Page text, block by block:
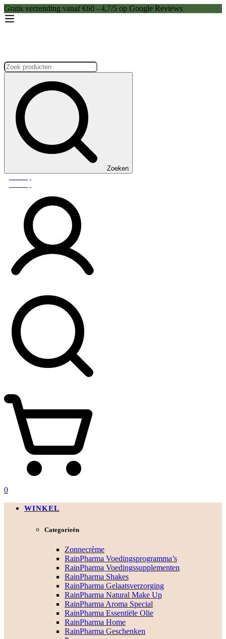
Gratis verzending vanaf €60 - 4,7/5 op Google Reviews
Zoeken:
Zoeken
0
WINKEL
Categorieën
Zonnecrème
RainPharma Voedingsprogramma’s
RainPharma Voedingssupplementen
RainPharma Shakes
RainPharma Gelaatsverzorging
RainPharma Natural Make Up
RainPharma Aroma Special
RainPharma Essentiële Olie
RainPharma Home
RainPharma Geschenken